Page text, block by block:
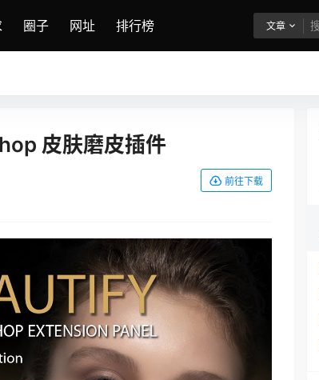
圈子 网址 排行榜 文章
皮肤磨皮插件
前往下载